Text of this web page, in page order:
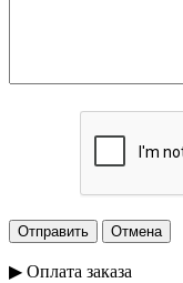
▶ Оплата заказа